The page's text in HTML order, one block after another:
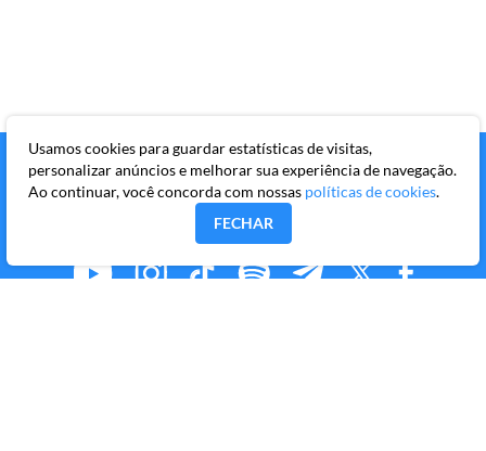
Usamos cookies para guardar estatísticas de visitas,
personalizar anúncios e melhorar sua experiência de navegação.
Ao continuar, você concorda com nossas políticas de cookies.
FECHAR